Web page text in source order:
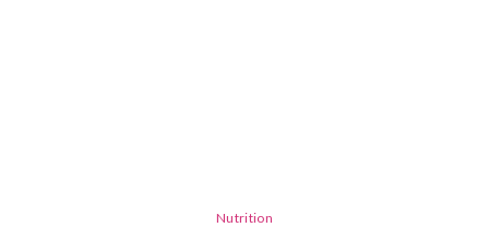
Nutrition